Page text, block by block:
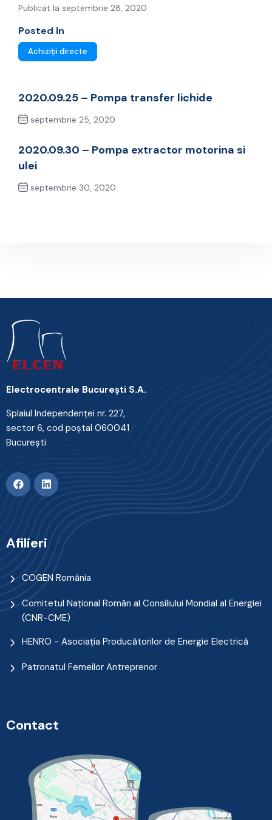
Publicat la septembrie 28, 2020
Posted In
Achiziții directe
2020.09.25 – Pompa transfer lichide
septembrie 25, 2020
2020.09.30 – Pompa extractor motorina si
ulei
septembrie 30, 2020
Electrocentrale Bucureşti S.A.
Splaiul Independenţei nr. 227,
sector 6, cod poştal 060041
Bucureşti
Afilieri
COGEN România
Comitetul Naţional Român al Consiliului Mondial al Energiei
(CNR-CME)
HENRO - Asociația Producătorilor de Energie Electrică
Patronatul Femeilor Antreprenor
Contact